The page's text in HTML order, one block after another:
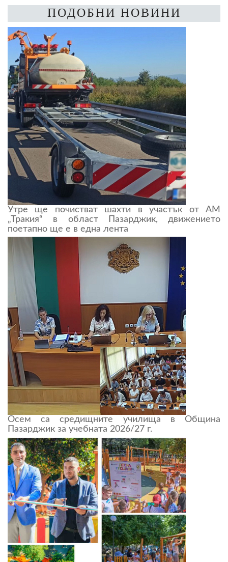
ПОДОБНИ НОВИНИ
Утре ще почистват шахти в участък от АМ
„Тракия“ в област Пазарджик, движението
поетапно ще е в една лента
Осем са средищните училища в Община
Пазарджик за учебната 2026/27 г.